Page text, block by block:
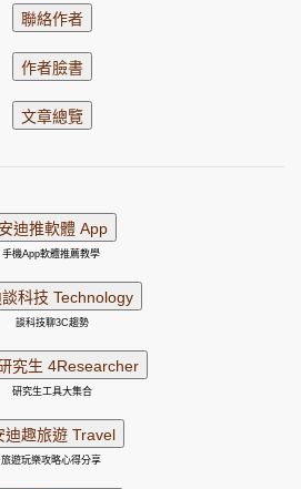
手機App軟體推薦教學
談科技聊3C趨勢
研究生工具大集合
旅遊玩樂攻略心得分享